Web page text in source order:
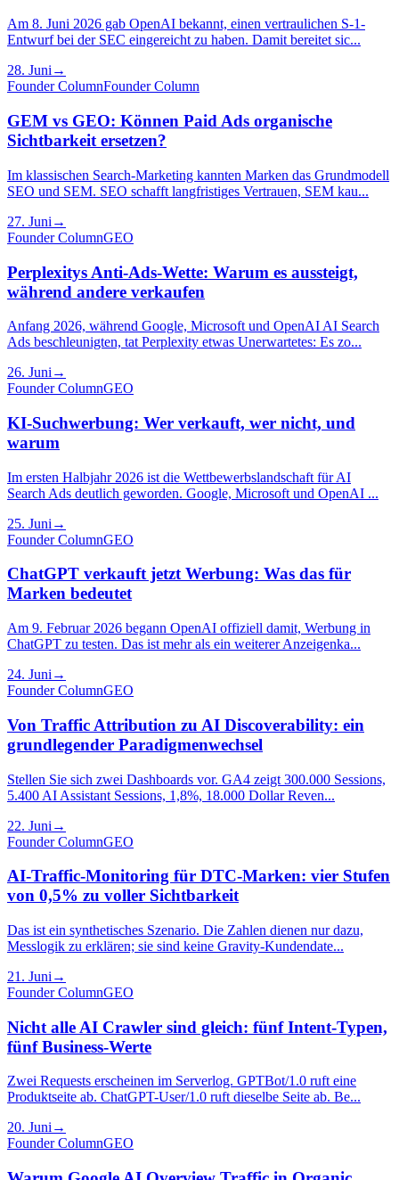
Am 8. Juni 2026 gab OpenAI bekannt, einen vertraulichen S-1-
Entwurf bei der SEC eingereicht zu haben. Damit bereitet sic...
28. Juni →
Founder ColumnFounder Column
GEM vs GEO: Können Paid Ads organische
Sichtbarkeit ersetzen?
Im klassischen Search-Marketing kannten Marken das Grundmodell
SEO und SEM. SEO schafft langfristiges Vertrauen, SEM kau...
27. Juni →
Founder ColumnGEO
Perplexitys Anti-Ads-Wette: Warum es aussteigt,
während andere verkaufen
Anfang 2026, während Google, Microsoft und OpenAI AI Search
Ads beschleunigten, tat Perplexity etwas Unerwartetes: Es zo...
26. Juni →
Founder ColumnGEO
KI-Suchwerbung: Wer verkauft, wer nicht, und
warum
Im ersten Halbjahr 2026 ist die Wettbewerbslandschaft für AI
Search Ads deutlich geworden. Google, Microsoft und OpenAI ...
25. Juni →
Founder ColumnGEO
ChatGPT verkauft jetzt Werbung: Was das für
Marken bedeutet
Am 9. Februar 2026 begann OpenAI offiziell damit, Werbung in
ChatGPT zu testen. Das ist mehr als ein weiterer Anzeigenka...
24. Juni →
Founder ColumnGEO
Von Traffic Attribution zu AI Discoverability: ein
grundlegender Paradigmenwechsel
Stellen Sie sich zwei Dashboards vor. GA4 zeigt 300.000 Sessions,
5.400 AI Assistant Sessions, 1,8%, 18.000 Dollar Reven...
22. Juni →
Founder ColumnGEO
AI-Traffic-Monitoring für DTC-Marken: vier Stufen
von 0,5% zu voller Sichtbarkeit
Das ist ein synthetisches Szenario. Die Zahlen dienen nur dazu,
Messlogik zu erklären; sie sind keine Gravity-Kundendate...
21. Juni →
Founder ColumnGEO
Nicht alle AI Crawler sind gleich: fünf Intent-Typen,
fünf Business-Werte
Zwei Requests erscheinen im Serverlog. GPTBot/1.0 ruft eine
Produktseite ab. ChatGPT-User/1.0 ruft dieselbe Seite ab. Be...
20. Juni→
Founder ColumnGEO